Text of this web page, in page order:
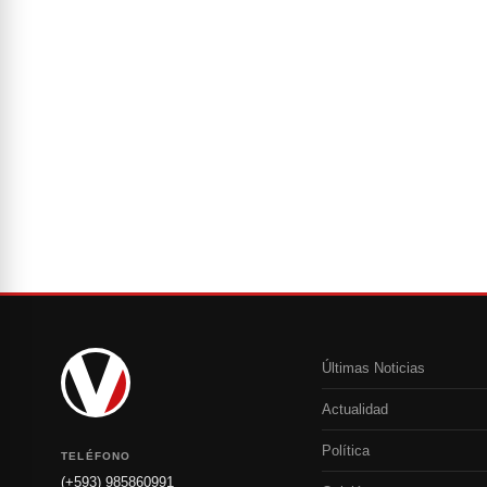
TELÉFONO
(+593) 985860991
Últimas Noticias
Actualidad
Política